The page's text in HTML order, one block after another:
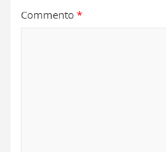
Commento *